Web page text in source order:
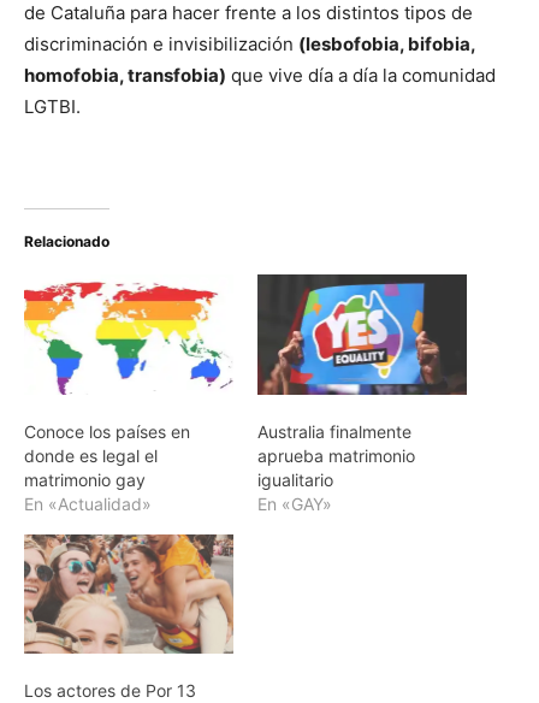
de Cataluña para hacer frente a los distintos tipos de
discriminación e invisibilización (lesbofobia, bifobia,
homofobia, transfobia) que vive día a día la comunidad
LGTBI.
Relacionado
Conoce los países en
donde es legal el
matrimonio gay
En «Actualidad»
Australia finalmente
aprueba matrimonio
igualitario
En «GAY»
Los actores de Por 13